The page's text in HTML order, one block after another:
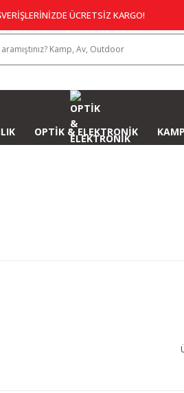
ÜCRETSİZ KARGO!
OPTİK & ELEKTRONİK